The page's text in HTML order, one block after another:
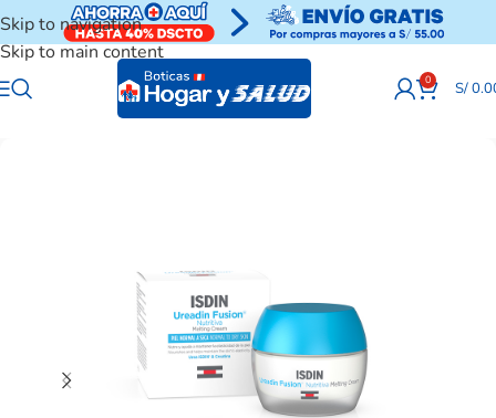
Skip to navigation
Skip to main content
0 S/